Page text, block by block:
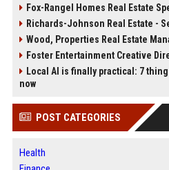
Fox-Rangel Homes Real Estate
Richards-Johnson Real Estate -
Wood, Properties Real Estate
Foster Entertainment Creative
Local AI is finally practical: 7
now
POST CATEGORIES
Health